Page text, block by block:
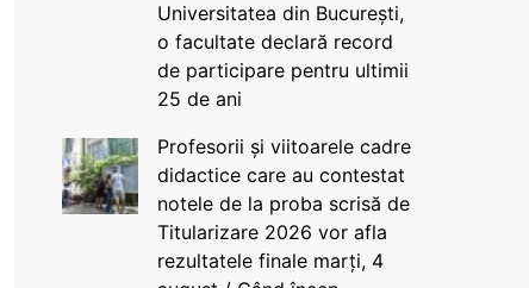
Universitatea din București,
o facultate declară record
de participare pentru ultimii
25 de ani
Profesorii și viitoarele cadre
didactice care au contestat
notele de la proba scrisă de
Titularizare 2026 vor afla
rezultatele finale marți, 4